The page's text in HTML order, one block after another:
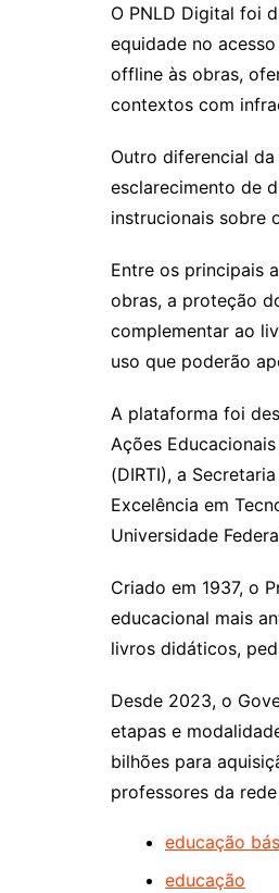
O PNLD Digital foi
equidade no
offline às obras,
contextos com
Outro diferencial
esclarecimento de
instrucionais sobre
Entre os principais
obras, a proteção
complementar ao
uso que poderão
A plataforma foi
Ações
(DIRTI), a
Excelência em
Universidade
Criado em 1937, o
educacional mais
livros didáticos,
Desde 2023, o
etapas e
bilhões para
professores da
educação
educação